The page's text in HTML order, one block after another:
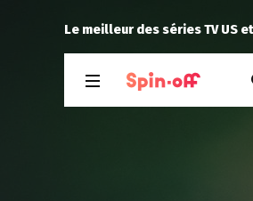
Le meilleur des séries TV US